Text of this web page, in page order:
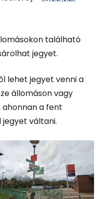
található
jegyet.
lehet jegyet venni a
állomáson vagy
ahonnan a fent
váltani.